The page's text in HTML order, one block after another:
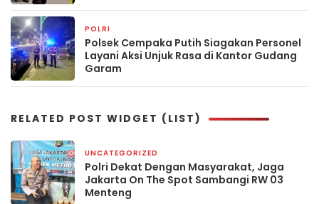
POLRI
Polsek Cempaka Putih Siagakan Personel
Layani Aksi Unjuk Rasa di Kantor Gudang
Garam
RELATED POST WIDGET (LIST)
UNCATEGORIZED
Polri Dekat Dengan Masyarakat, Jaga
Jakarta On The Spot Sambangi RW 03
Menteng